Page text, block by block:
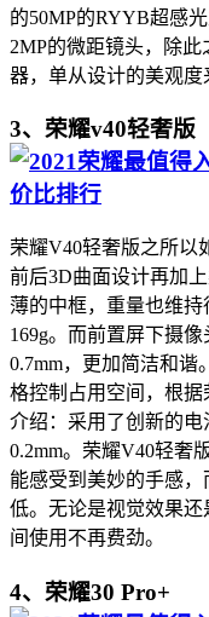
的50MP的RYYB超感
2MP的微距镜头，除
器，单从设计的美观度
3、荣耀v40轻奢版
荣耀V40轻奢版之所以
前后3D曲面设计再加
薄的中框，重量也维持
169g。而前置屏下摄
0.7mm，更加简洁和谐
格控制占用空间，根
介绍：采用了创新的
0.2mm。荣耀V40轻奢
能感受到美妙的手感
低。无论是视觉效果
间使用不再费劲。
4、荣耀30 Pro+